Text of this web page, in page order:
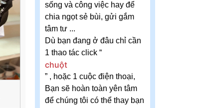
sống và công việc hay để
chia ngọt sẻ bùi, gửi gắm
tâm tư ...
Dù bạn đang ở đâu chỉ cần
1 thao tác click “
chuột
” , hoặc 1 cuộc điện thoại,
Bạn sẽ hoàn toàn yên tâm
để chúng tôi có thể thay bạn